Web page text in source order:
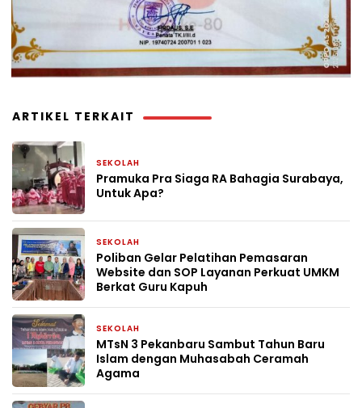
ARTIKEL TERKAIT
SEKOLAH
Pramuka Pra Siaga RA Bahagia Surabaya,
Untuk Apa?
SEKOLAH
Poliban Gelar Pelatihan Pemasaran
Website dan SOP Layanan Perkuat UMKM
Berkat Guru Kapuh
SEKOLAH
MTsN 3 Pekanbaru Sambut Tahun Baru
Islam dengan Muhasabah Ceramah
Agama